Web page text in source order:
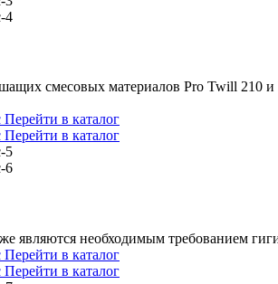
смесовых материалов Pro Twill 210
Перейти в каталог
Перейти в каталог
являются необходимым требованием
Перейти в каталог
Перейти в каталог